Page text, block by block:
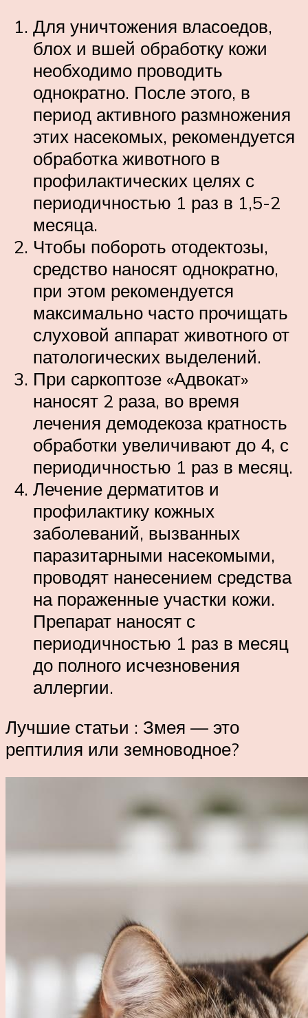
Для уничтожения власоедов,
блох и вшей обработку кожи
необходимо проводить
однократно. После этого, в
период активного размножения
этих насекомых, рекомендуется
обработка животного в
профилактических целях с
периодичностью 1 раз в 1,5-2
месяца.
Чтобы побороть отодектозы,
средство наносят однократно,
при этом рекомендуется
максимально часто прочищать
слуховой аппарат животного от
патологических выделений.
При саркоптозе «Адвокат»
наносят 2 раза, во время
лечения демодекоза кратность
обработки увеличивают до 4, с
периодичностью 1 раз в месяц.
Лечение дерматитов и
профилактику кожных
заболеваний, вызванных
паразитарными насекомыми,
проводят нанесением средства
на пораженные участки кожи.
Препарат наносят с
периодичностью 1 раз в месяц
до полного исчезновения
аллергии.
Лучшие статьи : Змея — это
рептилия или земноводное?